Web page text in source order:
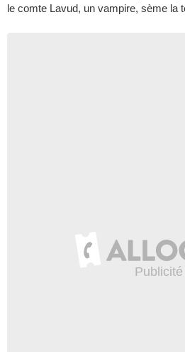
le comte Lavud, un vampire, sème la